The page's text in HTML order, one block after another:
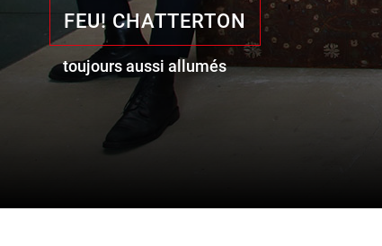
FEU! CHATTERTON
toujours aussi allumés